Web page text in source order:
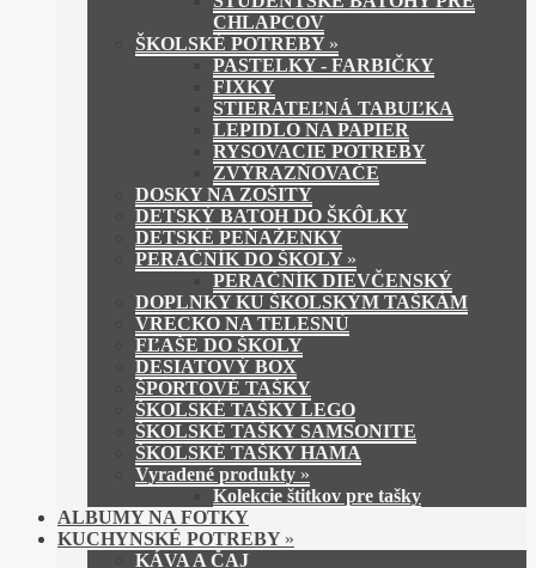
CHLAPCOV
ŠKOLSKÉ POTREBY »
PASTELKY - FARBIČKY
FIXKY
STIERATEĽNÁ TABUĽKA
LEPIDLO NA PAPIER
RYSOVACIE POTREBY
ZVÝRAZŇOVAČE
DOSKY NA ZOŠITY
DETSKÝ BATOH DO ŠKÔLKY
DETSKÉ PEŇAŽENKY
PERAČNÍK DO ŠKOLY »
PERAČNÍK DIEVČENSKÝ
DOPLNKY KU ŠKOLSKÝM TAŠKÁM
VRECKO NA TELESNÚ
FĽAŠE DO ŠKOLY
DESIATOVÝ BOX
ŠPORTOVÉ TAŠKY
ŠKOLSKÉ TAŠKY LEGO
ŠKOLSKÉ TAŠKY SAMSONITE
ŠKOLSKÉ TAŠKY HAMA
Vyradené produkty »
Kolekcie štitkov pre tašky
ALBUMY NA FOTKY
KUCHYNSKÉ POTREBY »
KÁVA A ČAJ